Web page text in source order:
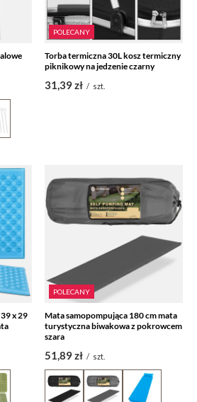
POLECANY
Torba termiczna 30L kosz termiczny
piknikowy na jedzenie czarny
31,39 zł / szt.
x 29
POLECANY
Mata samopompująca 180 cm mata
turystyczna biwakowa z pokrowcem
szara
51,89 zł / szt.